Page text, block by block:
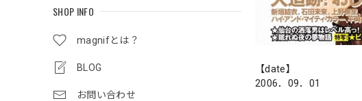
SHOP INFO
magnifとは？
BLOG
お問い合わせ
【date】
2006．09．01